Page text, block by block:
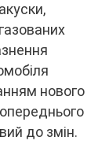
нового
до змін.